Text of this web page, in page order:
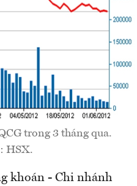
trong 3 tháng qua.
HSX.
khoán - Chi nhánh